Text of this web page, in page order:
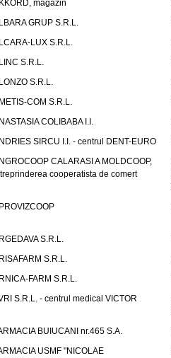
magazin
GRUP S.R.L.
LUX S.R.L.
S.R.L.
S.R.L.
COM S.R.L.
COLIBABA I.I.
SIRCU I.I. - centrul DENT-EURO
CALARASI A MOLDCOOP,
cooperatista de comert
S.R.L.
S.R.L.
FARM S.R.L.
S.R.L. - centrul medical VICTOR
BUIUCANI nr.465 S.A.
USMF "NICOLAE